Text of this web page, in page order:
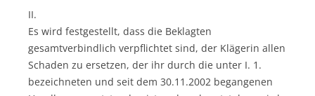
II.
Es wird festgestellt, dass die Beklagten
gesamtverbindlich verpflichtet sind, der Klägerin allen
Schaden zu ersetzen, der ihr durch die unter I. 1.
bezeichneten und seit dem 30.11.2002 begangenen